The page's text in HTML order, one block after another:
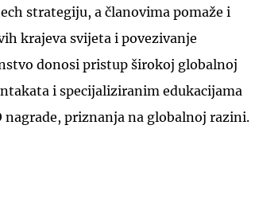
strategiju, a članovima pomaže i
krajeva svijeta i povezivanje
donosi pristup širokoj globalnoj
i specijaliziranim edukacijama
nagrade, priznanja na globalnoj razini.